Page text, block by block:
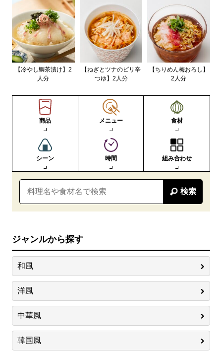
【冷やし鯛茶漬け】2
人分
【ねぎとツナのピリ辛
つゆ】2人分
【ちりめん梅おろし】
2人分
商品 メニュー 食材
シーン 時間 組み合わせ
検索
ジャンルから探す
和風
洋風
中華風
韓国風